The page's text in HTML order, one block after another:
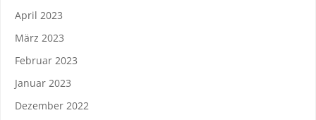
April 2023
März 2023
Februar 2023
Januar 2023
Dezember 2022